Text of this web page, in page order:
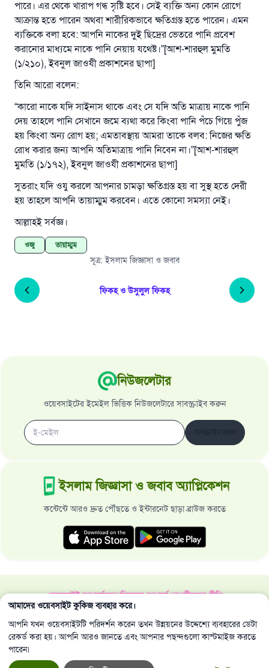
পারে। এর থেকে খারাপ গন্ধ সৃষ্টি হবে। সেই ব্যক্তি অন্য কোন রোগে
আক্রান্ত হতে পারেন অথবা শারীরিকভাবে ক্ষতিগ্রস্ত হতে পারেন। এমন
ব্যক্তিকে বলা হবে: আপনি নাকের দুই ছিদ্রের ভেতরে পানি প্রবেশ
করানোর মাধ্যমে নাকে পানি নেয়ায় যথেষ্ট।”[আশ-শারহুল মুমতি
(১/২১০), ইবনুল জাওযী প্রকাশনের ছাপা]
তিনি আরো বলেন:
“কারো নাকে যদি সাইনাস থাকে এবং সে যদি অতি মাত্রায় নাকে পানি
দেয় তাহলে পানি সেখানে জমে ব্যথা করে কিংবা পানি পঁচে গিয়ে পুঁজ
হয় কিংবা অন্য রোগ হয়; এমতাবস্থায় আমরা তাকে বলব: নিজের ক্ষতি
রোধ করার জন্য আপনি অতিমাত্রায় পানি নিবেন না।”[আশ-শারহুল
মুমতি (১/১৭২), ইবনুল জাওযী প্রকাশনের ছাপা]
সুতরাং যদি ওযু করলে আপনার চামড়া ক্ষতিগ্রস্ত হয় বা সুস্থ হতে দেরী
হয় তাহলে আপনি তায়াম্মুম করবেন। এতে কোনো সমস্যা নেই।
আল্লাহই সর্বজ্ঞ।
ওজু তায়াম্মুম
সূত্র:ইসলাম জিজ্ঞাসা ও জবাব
ফিকহ ও উসুলুল ফিকহ
নিউজলেটার
ওয়েবসাইটের ইমেইল ভিত্তিক নিউজলেটারে সাবস্ক্রাইব করুন
ইসলাম জিজ্ঞাসা ও জবাব অ্যাপ্লিকেশন
কন্টেন্টে আরও দ্রুত পৌঁছতে ও ইন্টারনেট ছাড়া ব্রাউজ করতে
ওয়েবসাইট সম্পর্কেমহাপরিচালক সম্পর্কেগোপনীয়তার নীতি
সর্বস্বত্ব ইসলাম জিজ্ঞাসা ও জবাব ওয়েবসাইট কর্তৃক সংরক্ষিত 1997-2025 ©
আমাদের ওয়েবসাইট কুকিজ ব্যবহার করে।
আপনি যখন ওয়েবসাইটটি পরিদর্শন করেন তখন উন্নয়নের উদ্দেশ্যে ব্যবহারের ডেটা
রেকর্ড করা হয়। আপনি আরও জানতে এবং আপনার পছন্দগুলো কাস্টমাইজ করতে
পারেন৷